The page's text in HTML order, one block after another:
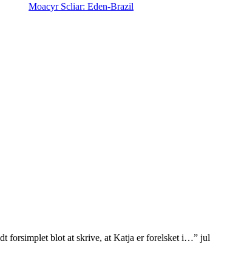
Moacyr Scliar: Eden-Brazil
forsimplet blot at skrive, at Katja er forelsket i…” jul